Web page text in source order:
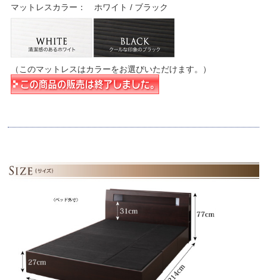
マットレスカラー： ホワイト / ブラック
（このマットレスはカラーをお選びいただけます。）